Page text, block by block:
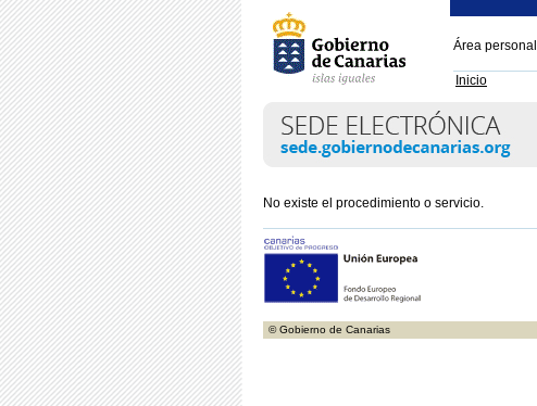
Área personal
Inicio
No existe el procedimiento o servicio.
© Gobierno de Canarias